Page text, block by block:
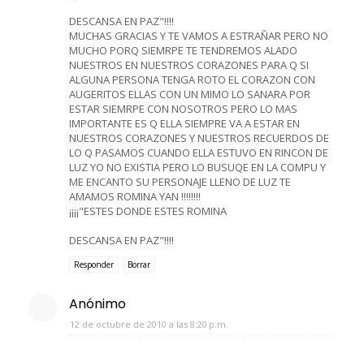
DESCANSA EN PAZ"!!!!
MUCHAS GRACIAS Y TE VAMOS A ESTRAÑAR PERO NO
MUCHO PORQ SIEMRPE TE TENDREMOS ALADO
NUESTROS EN NUESTROS CORAZONES PARA Q SI
ALGUNA PERSONA TENGA ROTO EL CORAZON CON
AUGERITOS ELLAS CON UN MIMO LO SANARA POR
ESTAR SIEMRPE CON NOSOTROS PERO LO MAS
IMPORTANTE ES Q ELLA SIEMPRE VA A ESTAR EN
NUESTROS CORAZONES Y NUESTROS RECUERDOS DE
LO Q PASAMOS CUANDO ELLA ESTUVO EN RINCON DE
LUZ YO NO EXISTIA PERO LO BUSUQE EN LA COMPU Y
ME ENCANTO SU PERSONAJE LLENO DE LUZ TE
AMAMOS ROMINA YAN !!!!!!!!
¡¡¡¡"ESTES DONDE ESTES ROMINA
DESCANSA EN PAZ"!!!!
Responder Borrar
Anónimo
12 de octubre de 2010 a las 8:20 p.m.